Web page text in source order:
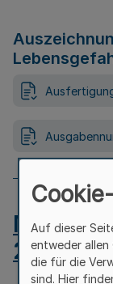
Auf dieser
entweder allen
die für die
sind. Hier